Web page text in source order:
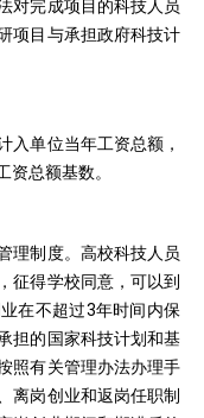
对完成项目的科技人员
项目与承担政府科技计
入单位当年工资总额，
总额基数。
理制度。高校科技人员
征得学校同意，可以到
在不超过3年时间内保
担的国家科技计划和基
照有关管理办法办理手
离岗创业和返岗任职制